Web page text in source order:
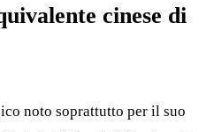
cinese di
noto soprattutto per il suo